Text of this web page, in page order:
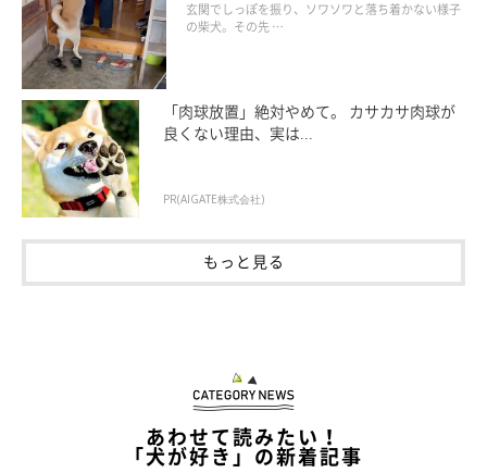
にほっこり
玄関でしっぽを振り、ソワソワと落ち着かない様子
の柴犬。その先 …
「肉球放置」絶対やめて。 カサカサ肉球が
良くない理由、実は...
PR(AIGATE株式会社)
もっと見る
あわせて読みたい！
「犬が好き」の新着記事